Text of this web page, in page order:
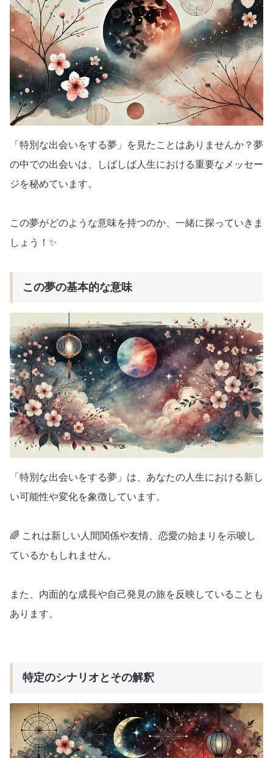
「特別な出会いをする夢」を見たことはありませんか？夢
の中での出会いは、しばしば人生における重要なメッセー
ジを秘めています。
この夢がどのような意味を持つのか、一緒に探っていきま
しょう！✨
この夢の基本的な意味
「特別な出会いをする夢」は、あなたの人生における新し
い可能性や変化を象徴しています。
🌈 これは新しい人間関係や友情、恋愛の始まりを示唆し
ているかもしれません。
また、内面的な成長や自己発見の旅を反映していることも
あります。
特定のシナリオとその解釈